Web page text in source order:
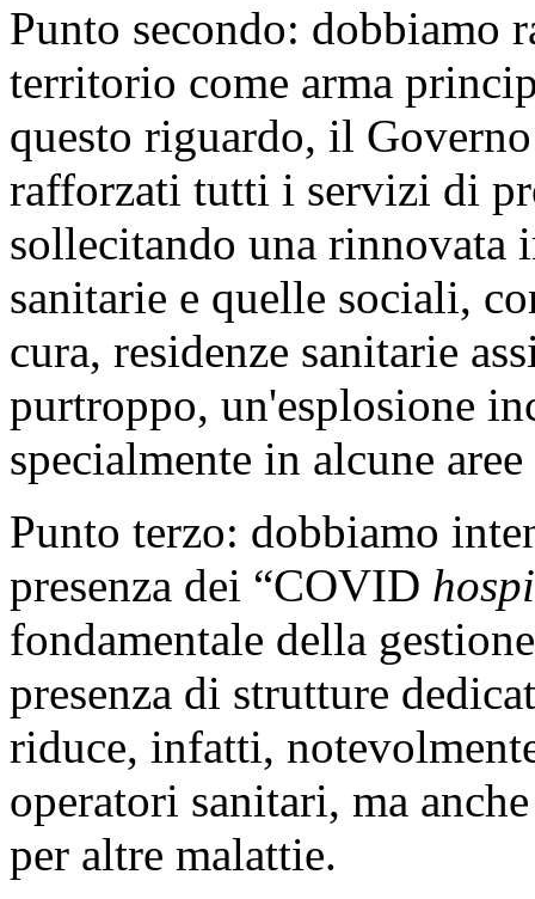
Punto secondo: dobbiamo
territorio come arma
questo riguardo, il
rafforzati tutti i servizi di
sollecitando una rinnovata
sanitarie e quelle sociali,
cura, residenze sanitarie
purtroppo, un'esplosione
specialmente in alcune aree
Punto terzo: dobbiamo
presenza dei “COVID
fondamentale della
presenza di strutture
riduce, infatti,
operatori sanitari, ma
per altre malattie.